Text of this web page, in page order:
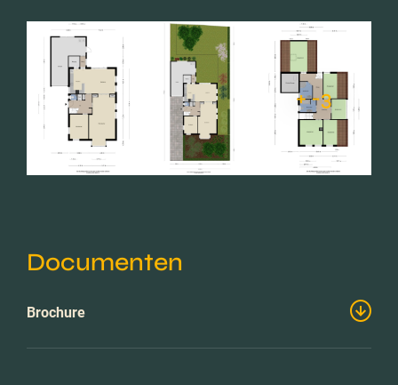
+ -3
Documenten
Brochure